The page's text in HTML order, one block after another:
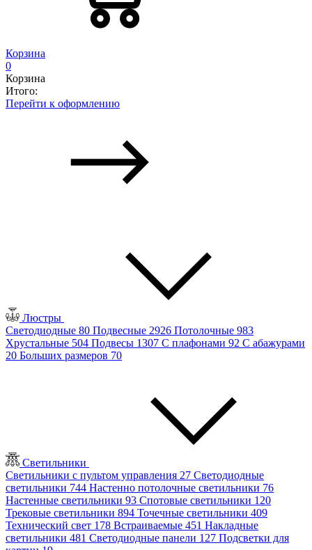
Корзина
0
Корзина
Итого:
Перейти к оформлению
Люстры
Светодиодные 80 Подвесные 2926 Потолочные 983
Хрустальные 504 Подвесы 1307 С плафонами 92 С абажурами
20 Больших размеров 70
Светильники
Светильники с пультом управления 27 Светодиодные
светильники 744 Настенно потолочные светильники 76
Настенные светильники 93 Спотовые светильники 120
Трековые светильники 894 Точечные светильники 409
Технический свет 178 Встраиваемые 451 Накладные
светильники 481 Светодиодные панели 127 Подсветки для